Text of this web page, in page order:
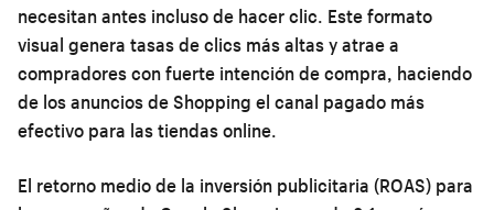
necesitan antes incluso de hacer clic. Este formato
visual genera tasas de clics más altas y atrae a
compradores con fuerte intención de compra, haciendo
de los anuncios de Shopping el canal pagado más
efectivo para las tiendas online.
El retorno medio de la inversión publicitaria (ROAS) para